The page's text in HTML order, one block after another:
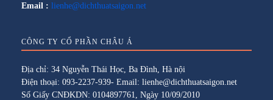
Email : lienhe@dichthuatsaigon.net
CÔNG TY CỔ PHẦN CHÂU Á
Địa chỉ: 34 Nguyễn Thái Học, Ba Đình, Hà nội
Điện thoại: 093-2237-939- Email: lienhe@dichthuatsaigon.net
Số Giấy CNĐKDN: 0104897761, Ngày 10/09/2010